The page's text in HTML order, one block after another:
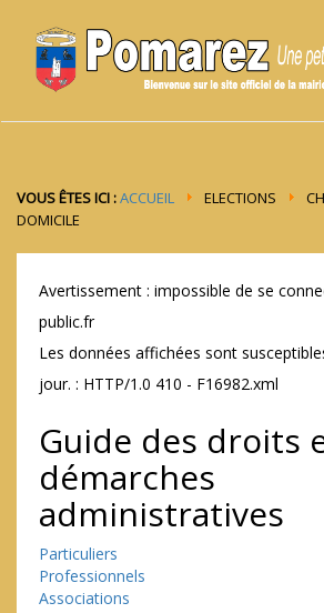
VOUS ÊTES ICI :ACCUEIL ELECTIONS
DOMICILE
Avertissement : impossible de se
public.fr
Les données affichées sont
jour. : HTTP/1.0 410 - F16982.xml
Guide des droits
démarches
administratives
Particuliers
Professionnels
Associations